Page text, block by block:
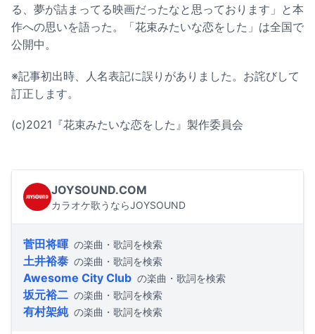
る、夢が詰まってる映画だったなと思っております」と本
作への思いを語った。「花束みたいな恋をした」は全国で
公開中。
※記事初出時、人名表記に誤りがありました。お詫びして
訂正します。
(c)2021『花束みたいな恋をした』製作委員会
JOYSOUND.COM
カラオケ歌うならJOYSOUND
菅田将暉 の楽曲・歌詞を検索
土井裕泰 の楽曲・歌詞を検索
Awesome City Club の楽曲・歌詞を検索
坂元裕二 の楽曲・歌詞を検索
有村架純 の楽曲・歌詞を検索